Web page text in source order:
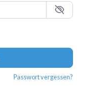
Passwort vergessen?